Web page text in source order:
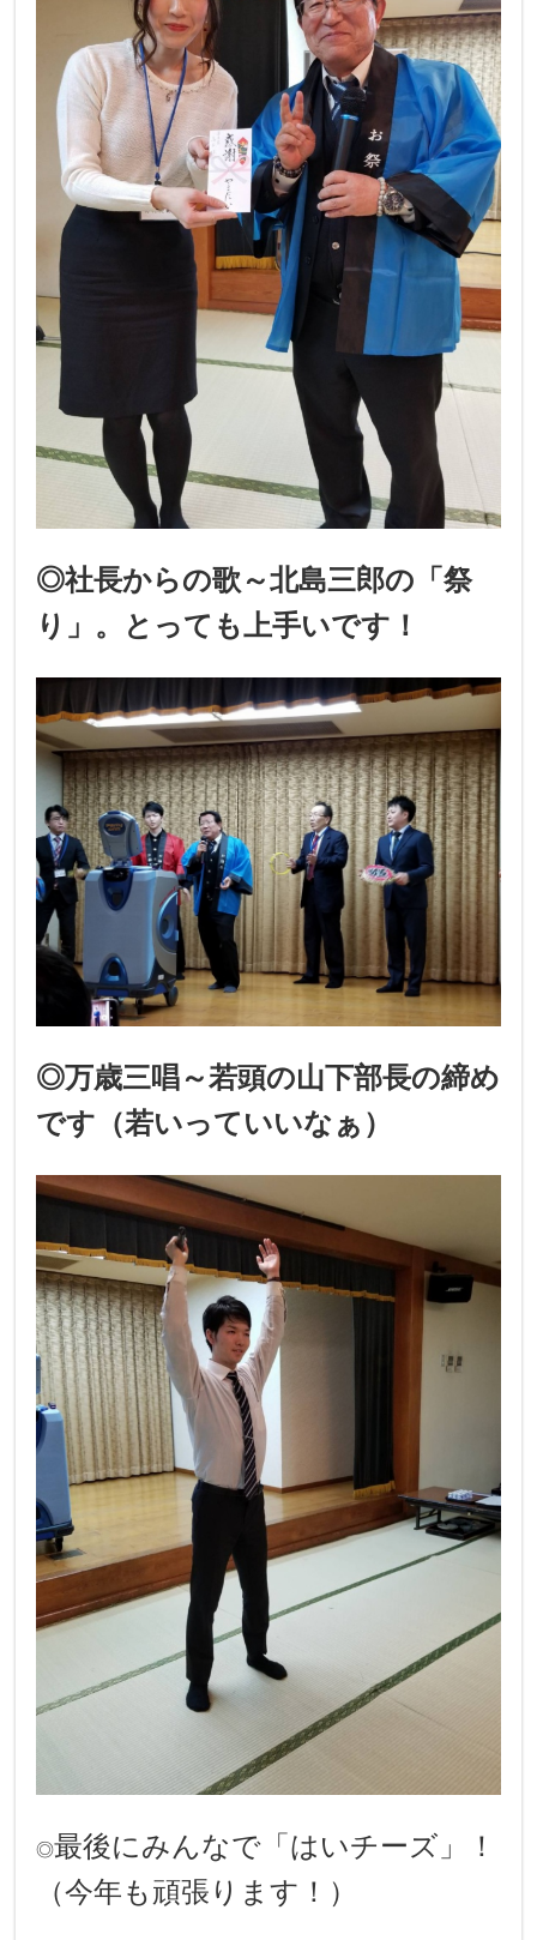
◎社長からの歌～北島三郎の「祭
り」。とっても上手いです！
◎万歳三唱～若頭の山下部長の締め
です（若いっていいなぁ）
◎最後にみんなで「はいチーズ」！
（今年も頑張ります！）